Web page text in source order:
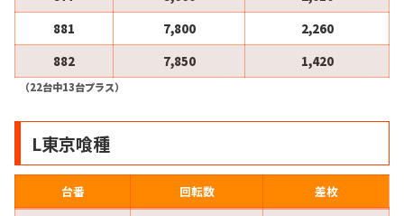
881
7,800
2,260
882
7,850 1,420
（22台中13台プラス）
L東京喰種
台番 回転数
差枚